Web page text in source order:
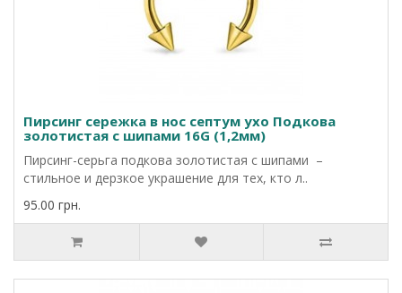
Пирсинг сережка в нос септум ухо Подкова
золотистая с шипами 16G (1,2мм)
Пирсинг-серьга подкова золотистая с шипами –
стильное и дерзкое украшение для тех, кто л..
95.00 грн.